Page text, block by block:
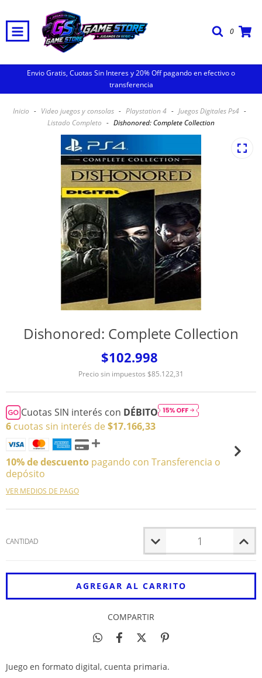
0
Envio Gratis, Cuotas Sin Interes y 20% Off pagando en efectivo o
transferencia
Inicio - Video juegos y consolas - Playstation 4 - Juegos Digitales Ps4 -
Listado Completo - Dishonored: Complete Collection
Dishonored: Complete Collection
$102.998
Precio sin impuestos $85.122,31
Cuotas SIN interés con DÉBITO
6 cuotas sin interés de $17.166,33
10% de descuento pagando con Transferencia o
depósito
VER MEDIOS DE PAGO
CANTIDAD
COMPARTIR
Juego en formato digital, cuenta primaria.